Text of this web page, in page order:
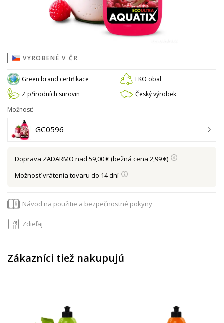
VYROBENÉ V ČR
Green brand certifikace
EKO obal
Z přírodních surovin
Český výrobek
Možnosť:
GC0596
Doprava ZADARMO nad 59,00 €(bežná cena 2,99 €)
Možnosť vrátenia tovaru do 14 dní
Návod na použitie a bezpečnostné pokyny
Zdieľaj
Zákazníci tiež nakupujú